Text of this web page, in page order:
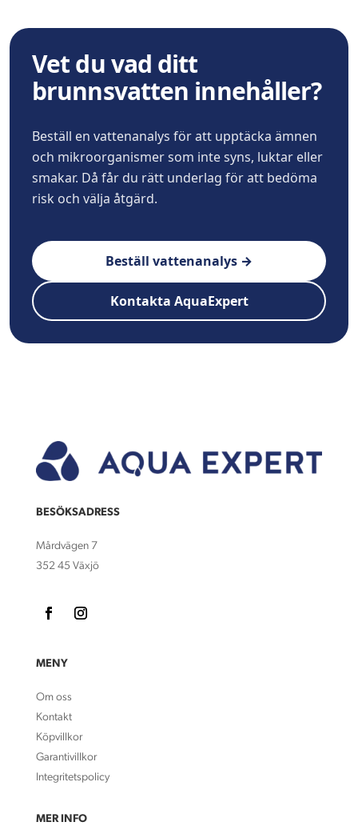
Vet du vad ditt
brunnsvatten innehåller?
Beställ en vattenanalys för att upptäcka ämnen
och mikroorganismer som inte syns, luktar eller
smakar. Då får du rätt underlag för att bedöma
risk och välja åtgärd.
Beställ vattenanalys →
Kontakta AquaExpert
BESÖKSADRESS
Mårdvägen 7
352 45 Växjö
MENY
Om oss
Kontakt
Köpvillkor
Garantivillkor
Integritetspolicy
MER INFO